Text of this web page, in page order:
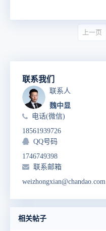
上一页
联系我们
联系人
魏中显
电话(微信)
18561939726
QQ号码
1746749398
联系邮箱
weizhongxian@chandao.com
相关帖子